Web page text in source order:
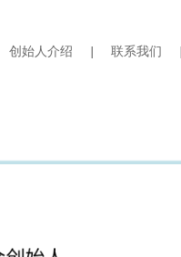
创始人介绍 联系我们